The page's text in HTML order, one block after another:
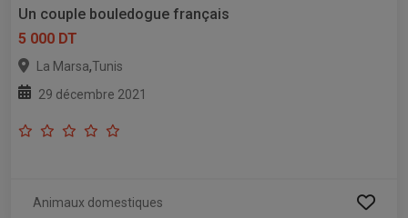
Un couple bouledogue français
5 000 DT
La Marsa,Tunis
29 décembre 2021
Animaux domestiques